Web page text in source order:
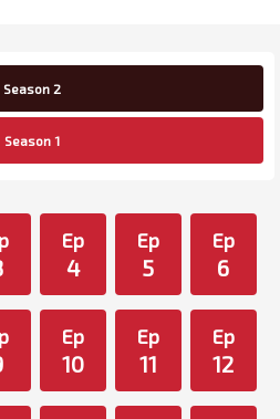
Season 2
Season 1
Ep
4
Ep
5
Ep
6
Ep
10
Ep
11
Ep
12